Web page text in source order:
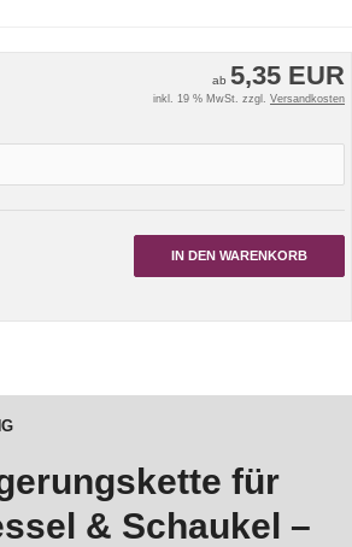
ab 5,35 EUR
inkl. 19 % MwSt. zzgl. Versandkosten
IN DEN WARENKORB
für
& Schaukel –